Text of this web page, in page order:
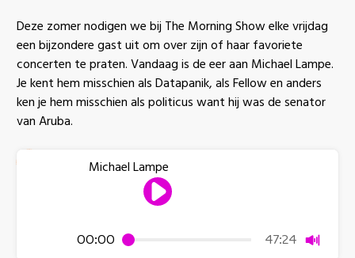
Deze zomer nodigen we bij The Morning Show elke vrijdag
een bijzondere gast uit om over zijn of haar favoriete
concerten te praten. Vandaag is de eer aan Michael Lampe.
Je kent hem misschien als Datapanik, als Fellow en anders
ken je hem misschien als politicus want hij was de senator
van Aruba.
00:00 47:24 Dempen
Michael Lampe